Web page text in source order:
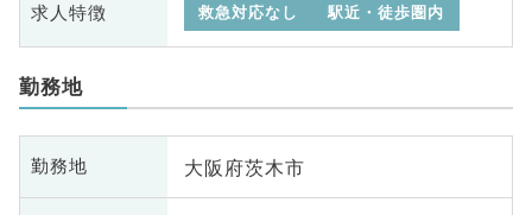
求人特徴 救急対応なし 駅近・徒歩圏内
勤務地
勤務地 大阪府茨木市